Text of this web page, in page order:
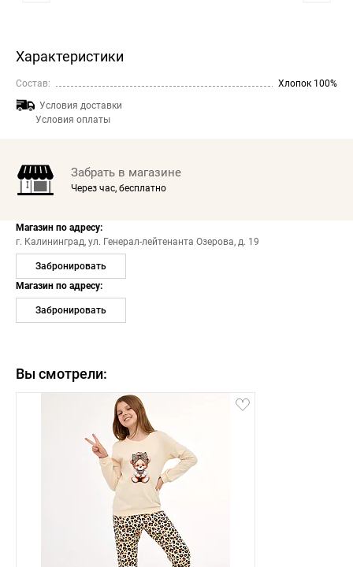
Характеристики
Состав:
Хлопок 100%
Условия доставки
Условия оплаты
Забрать в магазине
Через час, бесплатно
Магазин по адресу:
г. Калининград, ул. Генерал-лейтенанта Озерова, д. 19
Забронировать
Магазин по адресу:
Забронировать
Вы смотрели: